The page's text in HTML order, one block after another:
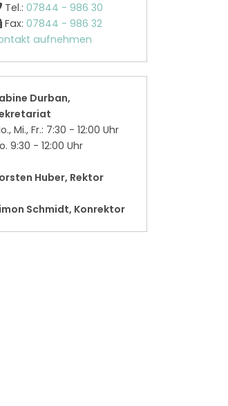
Tel.: 07844 - 986 30
Fax: 07844 - 986 32
aufnehmen
Durban,
Mi., Fr.: 7:30 - 12:00 Uhr
9:30 - 12:00 Uhr
Huber, Rektor
Schmidt, Konrektor